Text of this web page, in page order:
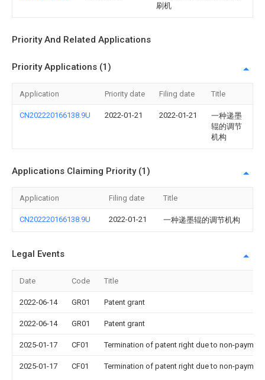
刷机
Priority And Related Applications
Priority Applications (1)
Application Priority date Filing date Title
CN202220166138.9U 2022-01-21 2022-01-21
一种递墨
辊的调节
机构
Applications Claiming Priority (1)
Application Filing date Title
CN202220166138.9U 2022-01-21 一种递墨辊的调节机构
Legal Events
Date Code Title
2022-06-14 GR01 Patent grant
2022-06-14 GR01 Patent grant
2025-01-17 CF01 Termination of patent right due to non-
2025-01-17 CF01 Termination of patent right due to non-